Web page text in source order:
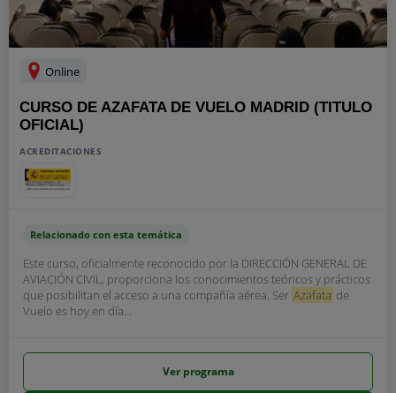
Online
CURSO DE AZAFATA DE VUELO MADRID (TITULO
OFICIAL)
ACREDITACIONES
Relacionado con esta temática
Este curso, oficialmente reconocido por la DIRECCIÓN GENERAL DE
AVIACIÓN CIVIL, proporciona los conocimientos teóricos y prácticos
que posibilitan el acceso a una compañía aérea. Ser Azafata de
Vuelo es hoy en día...
Ver programa